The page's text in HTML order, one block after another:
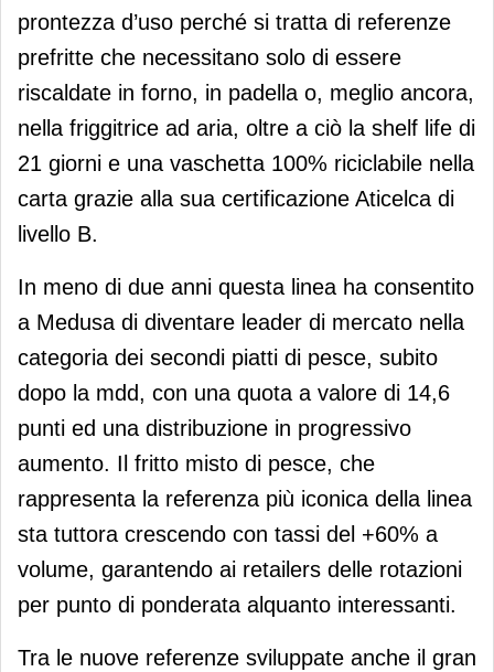
prontezza d’uso perché si tratta di referenze
prefritte che necessitano solo di essere
riscaldate in forno, in padella o, meglio ancora,
nella friggitrice ad aria, oltre a ciò la shelf life di
21 giorni e una vaschetta 100% riciclabile nella
carta grazie alla sua certificazione Aticelca di
livello B.
In meno di due anni questa linea ha consentito
a Medusa di diventare leader di mercato nella
categoria dei secondi piatti di pesce, subito
dopo la mdd, con una quota a valore di 14,6
punti ed una distribuzione in progressivo
aumento. Il fritto misto di pesce, che
rappresenta la referenza più iconica della linea
sta tuttora crescendo con tassi del +60% a
volume, garantendo ai retailers delle rotazioni
per punto di ponderata alquanto interessanti.
Tra le nuove referenze sviluppate anche il gran